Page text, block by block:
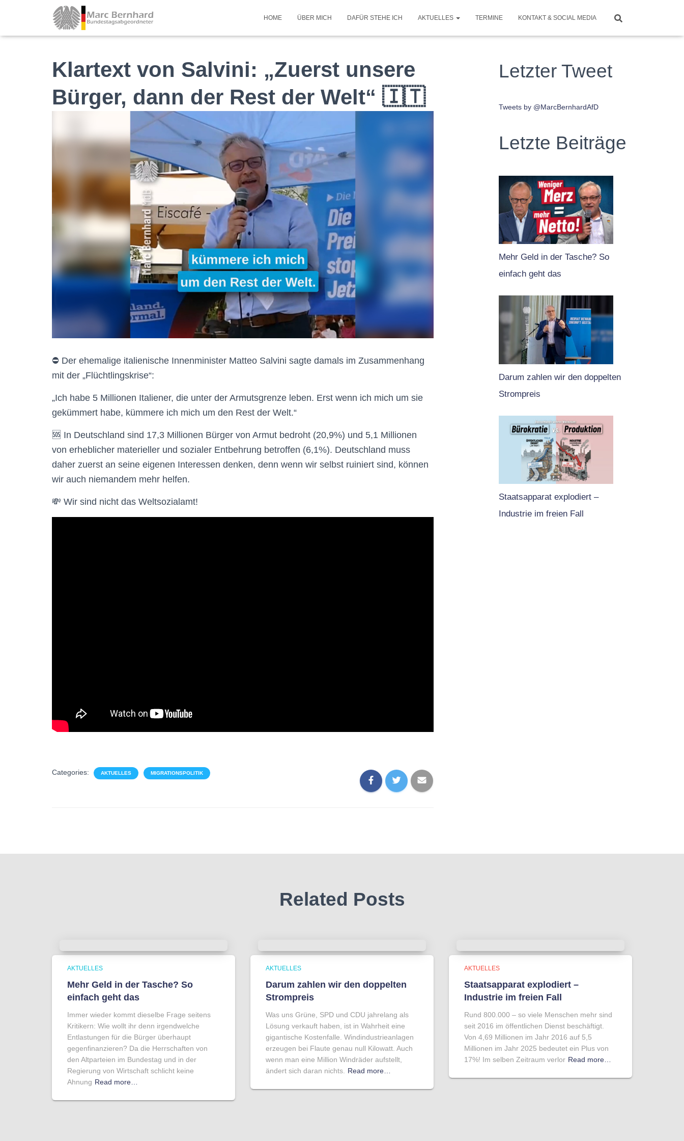
HOME ÜBER MICH DAFÜR STEHE ICH AKTUELLES TERMINE KONTAKT & SOCIAL MEDIA
Klartext von Salvini: „Zuerst unsere
Bürger, dann der Rest der Welt“ 🇮🇹
⛔️ Der ehemalige italienische Innenminister Matteo Salvini sagte damals im Zusammenhang
mit der „Flüchtlingskrise“:
„Ich habe 5 Millionen Italiener, die unter der Armutsgrenze leben. Erst wenn ich mich um sie
gekümmert habe, kümmere ich mich um den Rest der Welt.“
🆘 In Deutschland sind 17,3 Millionen Bürger von Armut bedroht (20,9%) und 5,1 Millionen
von erheblicher materieller und sozialer Entbehrung betroffen (6,1%). Deutschland muss
daher zuerst an seine eigenen Interessen denken, denn wenn wir selbst ruiniert sind, können
wir auch niemandem mehr helfen.
💸 Wir sind nicht das Weltsozialamt!
Categories: AKTUELLES MIGRATIONSPOLITIK
Letzter Tweet
Tweets by @MarcBernhardAfD
Letzte Beiträge
Mehr Geld in der Tasche? So
einfach geht das
Darum zahlen wir den doppelten
Strompreis
Staatsapparat explodiert –
Industrie im freien Fall
Related Posts
AKTUELLES
Mehr Geld in der Tasche? So
einfach geht das
Immer wieder kommt dieselbe Frage seitens
Kritikern: Wie wollt ihr denn irgendwelche
Entlastungen für die Bürger überhaupt
gegenfinanzieren? Da die Herrschaften von
den Altparteien im Bundestag und in der
Regierung von Wirtschaft schlicht keine
Ahnung Read more…
AKTUELLES
Darum zahlen wir den doppelten
Strompreis
Was uns Grüne, SPD und CDU jahrelang als
Lösung verkauft haben, ist in Wahrheit eine
gigantische Kostenfalle. Windindustrieanlagen
erzeugen bei Flaute genau null Kilowatt. Auch
wenn man eine Million Windräder aufstellt,
ändert sich daran nichts. Read more…
AKTUELLES
Staatsapparat explodiert –
Industrie im freien Fall
Rund 800.000 – so viele Menschen mehr sind
seit 2016 im öffentlichen Dienst beschäftigt.
Von 4,69 Millionen im Jahr 2016 auf 5,5
Millionen im Jahr 2025 bedeutet ein Plus von
17%! Im selben Zeitraum verlor Read more…